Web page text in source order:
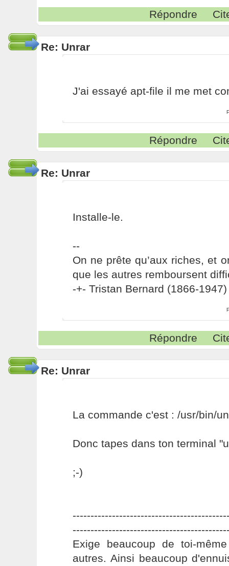
Répondre
Re: Unrar
J'ai essayé apt-file il me met
Répondre
Re: Unrar
Installe-le.
--
On ne prête qu’aux riches, et
que les autres remboursent
-+- Tristan Bernard (1866-1947)
Répondre
Re: Unrar
La commande c'est : /usr/bin/
Donc tapes dans ton terminal
;-)
Exige beaucoup de toi-
autres. Ainsi beaucoup